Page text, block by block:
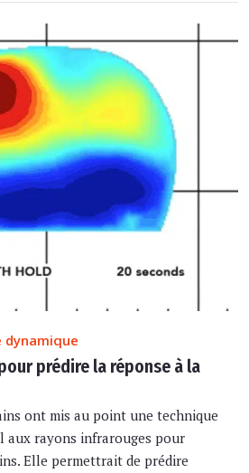
prédire la réponse à la
ont mis au point une technique
aux rayons infrarouges pour
Elle permettrait de prédire